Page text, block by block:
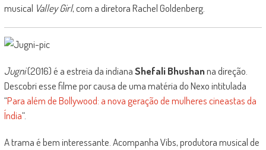
musical Valley Girl, com a diretora Rachel Goldenberg.
Jugni(2016) é a estreia da indianaShefali Bhushanna direção.
Descobri esse filme por causa de uma matéria do Nexo intitulada
“Para além de Bollywood: a nova geração de mulheres cineastas da
Índia“.
A trama é bem interessante. Acompanha Vibs, produtora musical de